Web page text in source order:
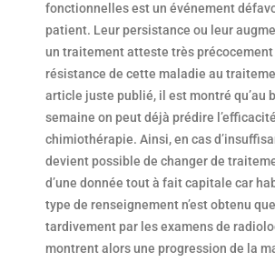
fonctionnelles est un événement
patient. Leur persistance ou leur
un traitement atteste très précocement
résistance de cette maladie au
article juste publié, il est montré qu’au
semaine on peut déjà prédire
chimiothérapie. Ainsi, en cas
devient possible de changer de
d’une donnée tout à fait capitale car
type de renseignement n’est obtenu
tardivement par les examens de
montrent alors une progression de la